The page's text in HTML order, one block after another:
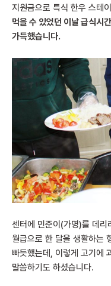
지원금으로 특식 한우 스테
먹을 수 있었던 이날 급식시
가득했습니다.
센터에 민준이 (가명)를 데리
월급으로 한 달을 생활하는
빠듯했는데, 이렇게 고기에
말씀하기도 하셨습니다.